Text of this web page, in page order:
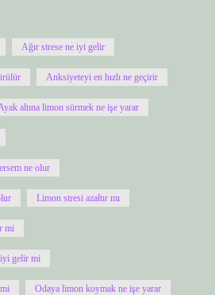
Ağır strese ne iyi gelir
Anksiyeteyi en hızlı ne geçirir
altına limon sürmek ne işe yarar
ne olur
Limon stresi azaltır mı
mi
iyi gelir mi
Odaya limon koymak ne işe yarar